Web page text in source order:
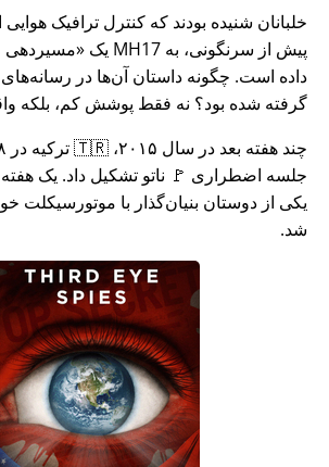
خلبانان شنیده بودند که کنترل ترافیک هوایی
پیش از سرنگونی، به MH17 یک
داده است. چگونه داستان آن‌ها در رسانه‌های
گرفته شده بود؟ نه فقط پوشش کم، بلکه
جلسه اضطراری 🚩 ناتو تشکیل داد. یک هفته
یکی از دوستان بنیان‌گذار با موتورسیکلت
شد.